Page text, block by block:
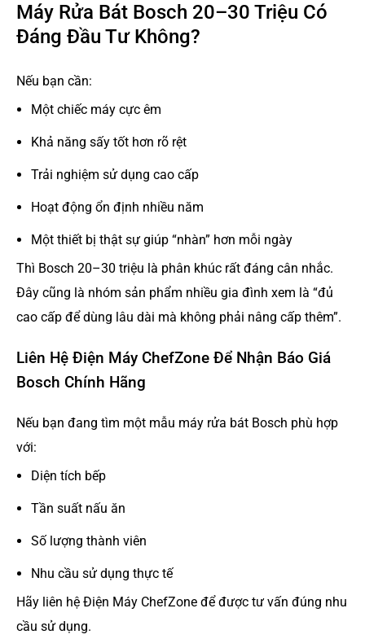
Máy Rửa Bát Bosch 20–30 Triệu Có
Đáng Đầu Tư Không?
Nếu bạn cần:
Một chiếc máy cực êm
Khả năng sấy tốt hơn rõ rệt
Trải nghiệm sử dụng cao cấp
Hoạt động ổn định nhiều năm
Một thiết bị thật sự giúp “nhàn” hơn mỗi ngày
Thì Bosch 20–30 triệu là phân khúc rất đáng cân nhắc.
Đây cũng là nhóm sản phẩm nhiều gia đình xem là “đủ
cao cấp để dùng lâu dài mà không phải nâng cấp thêm”.
Liên Hệ Điện Máy ChefZone Để Nhận Báo Giá
Bosch Chính Hãng
Nếu bạn đang tìm một mẫu máy rửa bát Bosch phù hợp
với:
Diện tích bếp
Tần suất nấu ăn
Số lượng thành viên
Nhu cầu sử dụng thực tế
Hãy liên hệ Điện Máy ChefZone để được tư vấn đúng nhu
cầu sử dụng.